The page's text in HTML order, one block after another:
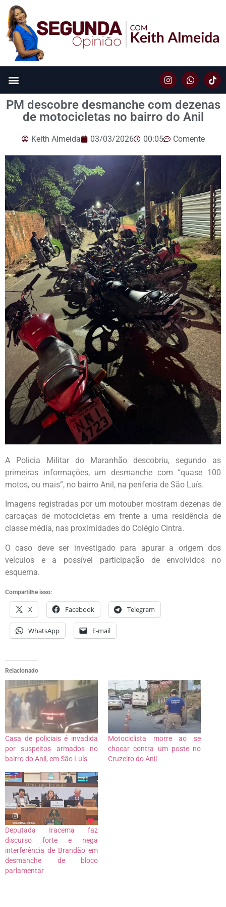
PM descobre desmanche com dezenas
de motocicletas no bairro do Anil
Keith Almeida 03/03/2026 00:05 Comente
A Policia Militar do Maranhão descobriu, segundo as
primeiras informações, um desmanche com “quase 100
motos, ou mais”, no bairro Anil, na periferia de São Luís.
Imagens registradas por um motouber mostram dezenas de
carcaças de motocicletas em frente a uma residência de
classe média, nas proximidades do Colégio Cintra.
O caso deve ser investigado para apurar a origem dos
veículos e a possível participação de envolvidos no
esquema.
Compartilhe isso:
X Facebook Telegram
WhatsApp E-mail
Relacionado
Casa de policiais é invadida
por suspeitos armados no
bairro do Anil, em São Luís
Motociclista morre ao se
chocar contra um poste no
Cruzeiro do Anil
Deputada Iracema faz
discurso forte e nega
interferência de Brandão em
desmanche de bloco
parlamentar